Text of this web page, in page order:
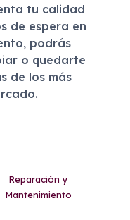
tu calidad
de espera en
podrás
o quedarte
de los más
Reparación y
Mantenimiento